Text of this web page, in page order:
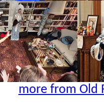
more from Old